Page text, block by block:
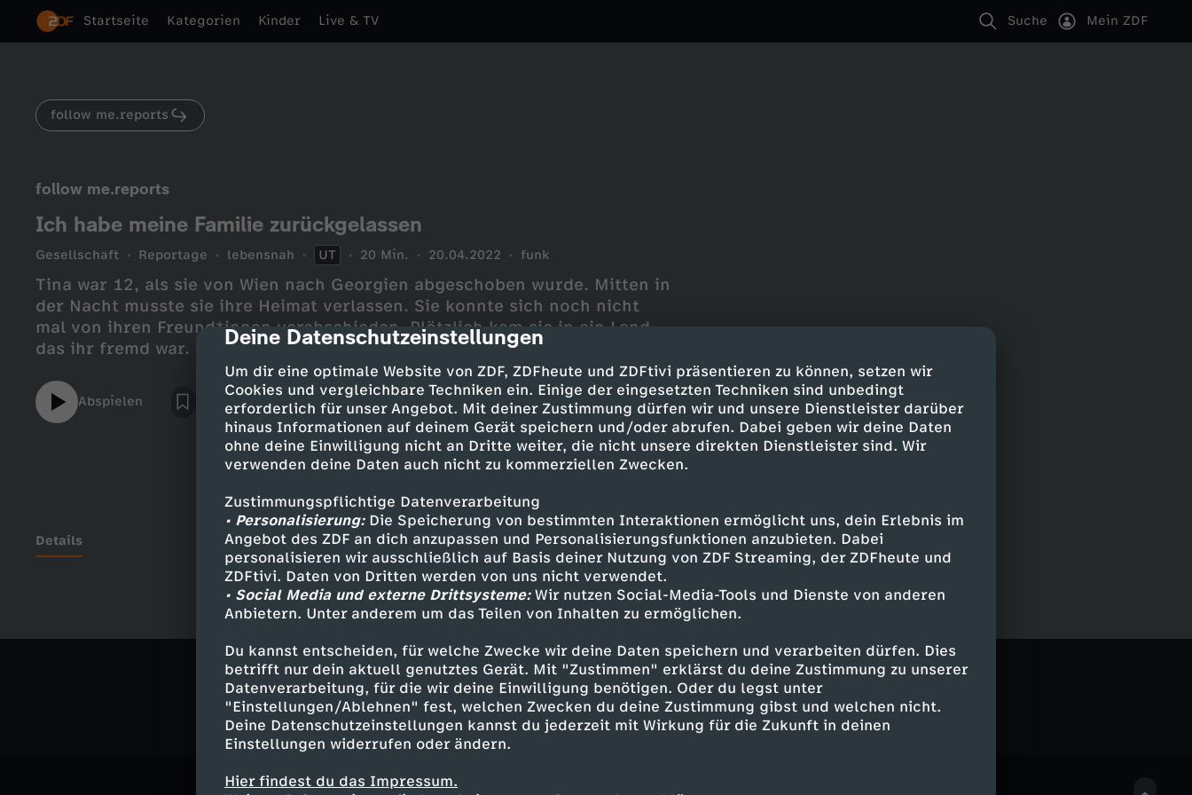
cmp-dialog-description
Deine Datenschutzeinstellungen
Um dir eine optimale Website von ZDF, ZDFheute und ZDFtivi präsentieren zu können, setzen wir
Cookies und vergleichbare Techniken ein. Einige der eingesetzten Techniken sind unbedingt
erforderlich für unser Angebot. Mit deiner Zustimmung dürfen wir und unsere Dienstleister darüber
hinaus Informationen auf deinem Gerät speichern und/oder abrufen. Dabei geben wir deine Daten
ohne deine Einwilligung nicht an Dritte weiter, die nicht unsere direkten Dienstleister sind. Wir
verwenden deine Daten auch nicht zu kommerziellen Zwecken.
Zustimmungspflichtige Datenverarbeitung
• Personalisierung:Die Speicherung von bestimmten Interaktionen ermöglicht uns, dein Erlebnis im
Angebot des ZDF an dich anzupassen und Personalisierungsfunktionen anzubieten. Dabei
personalisieren wir ausschließlich auf Basis deiner Nutzung von ZDF Streaming, der ZDFheute und
ZDFtivi. Daten von Dritten werden von uns nicht verwendet.
• Social Media und externe Drittsysteme:Wir nutzen Social-Media-Tools und Dienste von anderen
Anbietern. Unter anderem um das Teilen von Inhalten zu ermöglichen.
Du kannst entscheiden, für welche Zwecke wir deine Daten speichern und verarbeiten dürfen. Dies
betrifft nur dein aktuell genutztes Gerät. Mit "Zustimmen" erklärst du deine Zustimmung zu unserer
Datenverarbeitung, für die wir deine Einwilligung benötigen. Oder du legst unter
"Einstellungen/Ablehnen" fest, welchen Zwecken du deine Zustimmung gibst und welchen nicht.
Deine Datenschutzeinstellungen kannst du jederzeit mit Wirkung für die Zukunft in deinen
Einstellungen widerrufen oder ändern.
Hier findest du das Impressum.
Startseite Kategorien Kinder Live & TV Suche Mein ZDF
follow me.reports
follow me.reports
Ich habe meine Familie zurückgelassen
Gesellschaft Reportage lebensnah UT 20 Min. 20.04.2022 funk
Tina war 12, als sie von Wien nach Georgien abgeschoben wurde. Mitten in
der Nacht musste sie ihre Heimat verlassen. Sie konnte sich noch nicht
mal von ihren Freund*innen verabschieden. Plötzlich kam sie in ein Land,
das ihr fremd war. Mit 13 beschloss sie, nach Wien zurückzukehren. Ohne
ihre Familie. Eine folgenschwere Entscheidung. Reporterin Hannah will
erfahren, wie es Tina jetzt geht. Wie ist das Leben ohne ihre Familie?
Außerdem sprechen sie mit ihrem Anwalt und treffen Tinas beste Freundin,
bei der sie jetzt wohnt. Wird Tina irgendwann wieder mit ihrer Familie
Abspielen
Details
Ähnliche Inhalte entdecken
Gesellschaft Reportage lebensnah Untertitel follow me.reports